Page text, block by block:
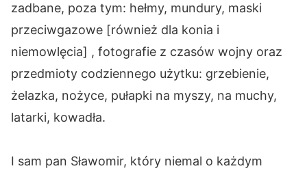
zadbane, poza tym: hełmy, mundury, maski
przeciwgazowe [również dla konia i
niemowlęcia] , fotografie z czasów wojny oraz
przedmioty codziennego użytku: grzebienie,
żelazka, nożyce, pułapki na myszy, na muchy,
latarki, kowadła.
I sam pan Sławomir, który niemal o każdym